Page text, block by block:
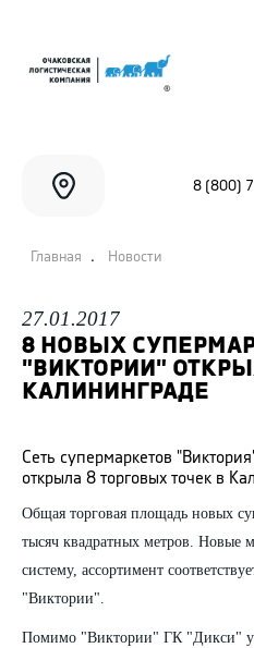
8 (800)
Главная . Новости
27.01.2017
8 НОВЫХ
"ВИКТОРИИ"
КАЛИНИНГРАДЕ
Сеть супермаркетов
открыла 8 торговых точек в
Общая торговая площадь новых
тысяч квадратных метров. Новые
систему, ассортимент
"Виктории".
Помимо "Виктории" ГК "Дикси"